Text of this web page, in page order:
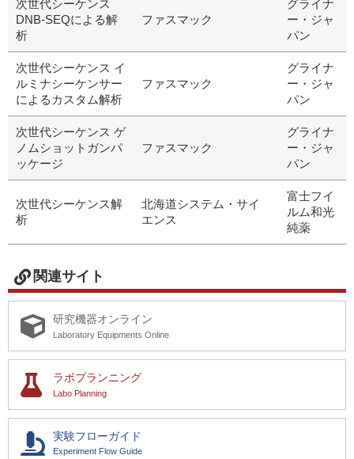
次世代シーケンス
DNB-SEQによる解
析
ファスマック
グライナ
ー・ジャ
パン
次世代シーケンス イ
ルミナシーケンサー
によるカスタム解析
ファスマック
グライナ
ー・ジャ
パン
次世代シーケンス ゲ
ノムショットガンパ
ッケージ
ファスマック
グライナ
ー・ジャ
パン
次世代シーケンス解
析
北海道システム・サイ
エンス
富士フイ
ルム和光
純薬
関連サイト
研究機器オンライン
Laboratory Equipments Online
ラボプランニング
Labo Planning
実験フローガイド
Experiment Flow Guide